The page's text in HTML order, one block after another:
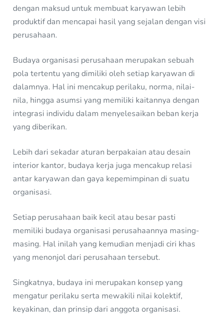
dengan maksud untuk membuat karyawan lebih
produktif dan mencapai hasil yang sejalan dengan visi
perusahaan.
Budaya organisasi perusahaan merupakan sebuah
pola tertentu yang dimiliki oleh setiap karyawan di
dalamnya. Hal ini mencakup perilaku, norma, nilai-
nila, hingga asumsi yang memiliki kaitannya dengan
integrasi individu dalam menyelesaikan beban kerja
yang diberikan.
Lebih dari sekadar aturan berpakaian atau desain
interior kantor, budaya kerja juga mencakup relasi
antar karyawan dan gaya kepemimpinan di suatu
organisasi.
Setiap perusahaan baik kecil atau besar pasti
memiliki budaya organisasi perusahaannya masing-
masing. Hal inilah yang kemudian menjadi ciri khas
yang menonjol dari perusahaan tersebut.
Singkatnya, budaya ini merupakan konsep yang
mengatur perilaku serta mewakili nilai kolektif,
keyakinan, dan prinsip dari anggota organisasi.